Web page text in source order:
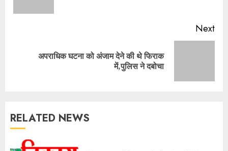
Next
अपराधिक घटना को अंजाम देने की थे फिराक
में,पुलिस ने दबोचा
RELATED NEWS